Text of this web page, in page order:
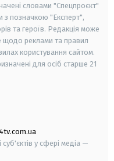
словами "Спецпроєкт"
з позначкою "Експерт",
та героїв. Редакція може
щодо реклами та правил
користування сайтом.
для осіб старше 21
у сфері медіа —